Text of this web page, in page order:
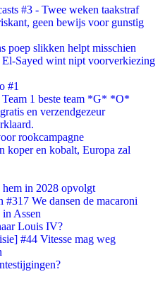
#3 - Twee weken taakstraf
geen bewijs voor gunstig
poep slikken helpt misschien
El-Sayed wint nipt voorverkiezing
#1
1 beste team *G* *O*
en verzendgezeur
rookcampagne
koper en kobalt, Europa zal
in 2028 opvolgt
We dansen de macaroni
Assen
Louis IV?
#44 Vitesse mag weg